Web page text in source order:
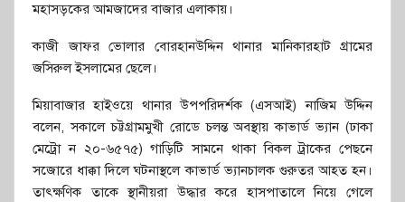
মহাসড়কের আমজাদের বাজার এলাকায়।
কাজী জাফর ভোলার বোরহানউদ্দিন থানার মানিকারহাট গ্রামের
জসিরুল ইসলামের ছেলে।
মিয়াবাজার হাইওয়ে থানার উপপরিদর্শক (এসআই) নাজিম উদ্দিন
বলেন, সকালে চট্টগ্রামমুখী রোডে চলন্ত অবস্থায় কাভার্ড ভ্যান (ঢাকা
মেট্রো ন ২০-৬৫৭৫) গাড়িটি সামনে থাকা বিকল ট্রাকের পেছনে
সজোরে ধাক্কা দিলে ঘটনাস্থলে কাভার্ড ভ্যানচালক গুরুতর আহত হন।
তাৎক্ষণিক তাকে স্থানীয়রা উদ্ধার করে হাসপাতালে নিয়ে গেলে